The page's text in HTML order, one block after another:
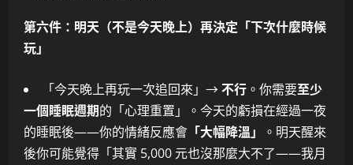
第六件：明天（不是今天晚上）再決定「下次什麼時候
玩」
「今天晚上再玩一次追回來」→不行 。你需要至少
一個睡眠週期的「心理重置」。今天的虧損在經過一夜
的睡眠後——你的情緒反應會 「大幅降溫」
。明天醒來
後你可能覺得「其實 5,000 元也沒那麼大不了——我月